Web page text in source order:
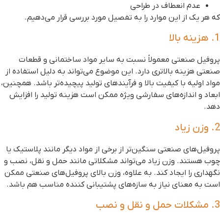
عدم انعطاف در طراحی
هر یک از این موارد را به تفصیل مورد بررسی قرار می‌دهیم.
بالا
صنعتی معمولاً نسبت به سایر مواد ساختمانی و قطعات
هزینه بالاتری دارد. این موضوع می‌تواند به دلیل استفاده از
اولیه با کیفیت بالا و فرآیندهای تولید پیچیده‌تر باشد. همچنین،
و اندازه‌های سفارشی ویژه ممکن است هزینه تولید را افزایش
زیاد
صنعتی سنگین‌تر از برخی از مواد دیگر مانند پلاستیک یا
هستند. وزن زیاد می‌تواند مشکلاتی مانند حمل و نقل، نصب و
را ایجاد کند. به علاوه، وزن بالای پروفیل‌های صنعتی ممکن
به معنای نیاز به سازه‌های پشتیبانی کننده مناسب هم باشد.
و نقل و نصب